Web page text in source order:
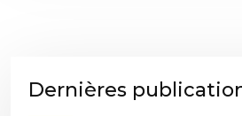
Dernières